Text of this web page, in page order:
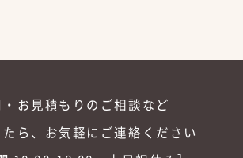
お見積もりのご相談など
ら、お気軽にご連絡ください